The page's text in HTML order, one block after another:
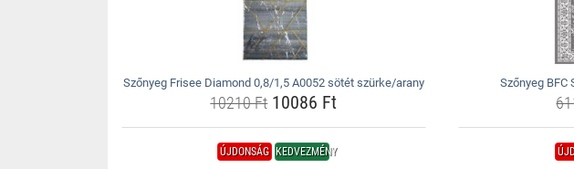
Szőnyeg Frisee Diamond 0,8/1,5 A0052 sötét szürke/arany
10210 Ft10086 Ft
Szőnyeg BFC
ÚJDONSÁG KEDVEZMÉNY